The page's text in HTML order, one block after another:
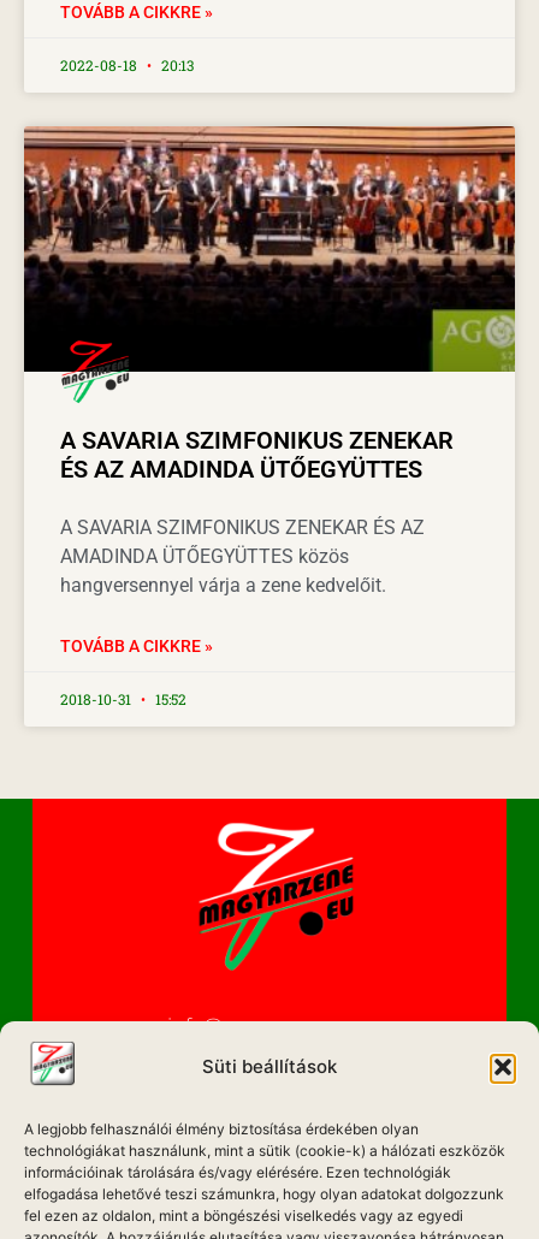
Süti beállítások
A legjobb felhasználói élmény biztosítása érdekében olyan
technológiákat használunk, mint a sütik (cookie-k) a hálózati eszközök
információinak tárolására és/vagy elérésére. Ezen technológiák
elfogadása lehetővé teszi számunkra, hogy olyan adatokat dolgozzunk
fel ezen az oldalon, mint a böngészési viselkedés vagy az egyedi
TOVÁBB A CIKKRE »
2022-08-18 20:13
A SAVARIA SZIMFONIKUS ZENEKAR
ÉS AZ AMADINDA ÜTŐEGYÜTTES
A SAVARIA SZIMFONIKUS ZENEKAR ÉS AZ
AMADINDA ÜTŐEGYÜTTES közös
hangversennyel várja a zene kedvelőit.
TOVÁBB A CIKKRE »
2018-10-31 15:52
info@magyarzene.eu
IMPRESSZUM
ETIKAI KÓDEX
MÉDIA AJÁNLAT